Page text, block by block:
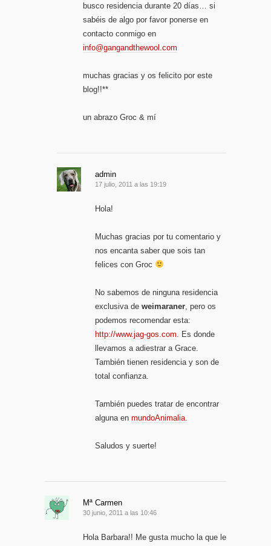
busco residencia durante 20 días… si
sabéis de algo por favor ponerse en
contacto conmigo en
info@gangandthewool.com
muchas gracias y os felicito por este
blog!!**
un abrazo Groc & mí
admin
17 julio, 2011 a las 19:19
Hola!
Muchas gracias por tu comentario y
nos encanta saber que sois tan
felices con Groc
No sabemos de ninguna residencia
exclusiva de weimaraner , pero os
podemos recomendar esta:
http://www.jag-gos.com . Es donde
llevamos a adiestrar a Grace.
También tienen residencia y son de
total confianza.
También puedes tratar de encontrar
alguna en mundoAnimalia
Saludos y suerte!
Mª Carmen
30 junio, 2011 a las 10:46
Hola Barbara!! Me gusta mucho la que le